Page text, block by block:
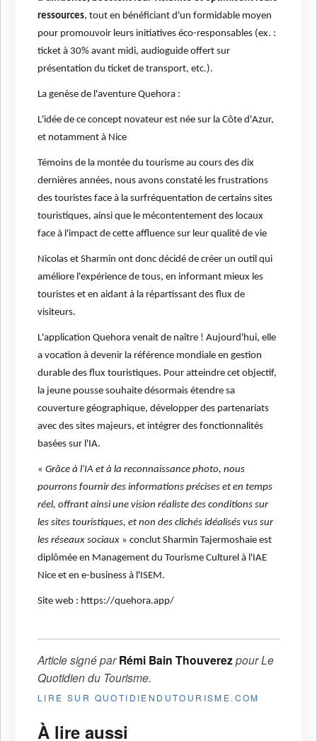
ressources, tout en bénéficiant d'un formidable moyen
pour promouvoir leurs initiatives éco-responsables (ex. :
ticket à 30% avant midi, audioguide offert sur
présentation du ticket de transport, etc.).
La genèse de l'aventure Quehora :
L'idée de ce concept novateur est née sur la Côte d'Azur,
et notamment à Nice
Témoins de la montée du tourisme au cours des dix
dernières années, nous avons constaté les frustrations
des touristes face à la surfréquentation de certains sites
touristiques, ainsi que le mécontentement des locaux
face à l'impact de cette affluence sur leur qualité de vie
Nicolas et Sharmin ont donc décidé de créer un outil qui
améliore l'expérience de tous, en informant mieux les
touristes et en aidant à la répartissant des flux de
visiteurs.
L'application Quehora venait de naître ! Aujourd'hui, elle
a vocation à devenir la référence mondiale en gestion
durable des flux touristiques. Pour atteindre cet objectif,
la jeune pousse souhaite désormais étendre sa
couverture géographique, développer des partenariats
avec des sites majeurs, et intégrer des fonctionnalités
basées sur l'IA.
« Grâce à l'IA et à la reconnaissance photo, nous
pourrons fournir des informations précises et en temps
réel, offrant ainsi une vision réaliste des conditions sur
les sites touristiques, et non des clichés idéalisés vus sur
les réseaux sociaux » conclut Sharmin Tajermoshaie est
diplômée en Management du Tourisme Culturel à l'IAE
Nice et en e-business à l'ISEM.
Site web : https://quehora.app/
Article signé parRémi Bain ThouverezpourLe
Quotidien du Tourisme.
LIRE SUR QUOTIDIENDUTOURISME.COM
À lire aussi